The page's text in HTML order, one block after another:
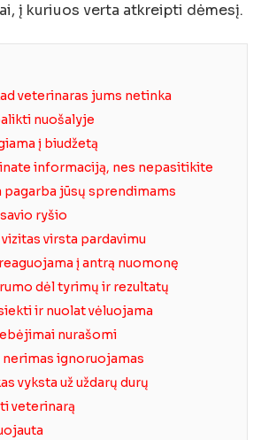
į kuriuos verta atkreipti dėmesį.
veterinaras jums netinka
nuošalyje
į biudžetą
informaciją, nes nepasitikite
pagarba jūsų sprendimams
ryšio
virsta pardavimu
į antrą nuomonę
dėl tyrimų ir rezultatų
ir nuolat vėluojama
nurašomi
ignoruojamas
vyksta už uždarų durų
veterinarą